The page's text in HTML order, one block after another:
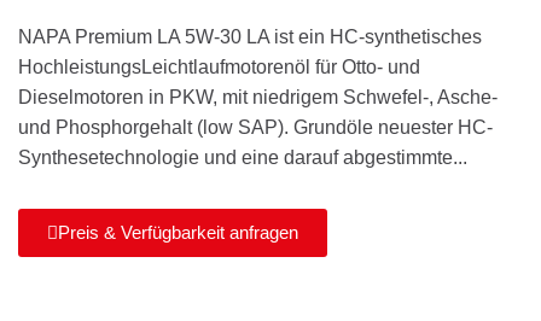
NAPA Premium LA 5W-30 LA ist ein HC-synthetisches
HochleistungsLeichtlaufmotorenöl für Otto- und
Dieselmotoren in PKW, mit niedrigem Schwefel-, Asche-
und Phosphorgehalt (low SAP). Grundöle neuester HC-
Synthesetechnologie und eine darauf abgestimmte...
Preis & Verfügbarkeit anfragen